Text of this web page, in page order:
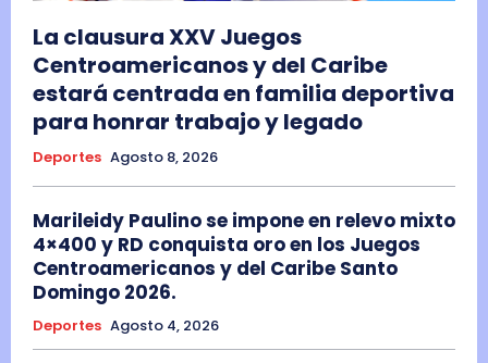
La clausura XXV Juegos
Centroamericanos y del Caribe
estará centrada en familia deportiva
para honrar trabajo y legado
Deportes Agosto 8, 2026
Marileidy Paulino se impone en relevo mixto
4×400 y RD conquista oro en los Juegos
Centroamericanos y del Caribe Santo
Domingo 2026.
Deportes Agosto 4, 2026